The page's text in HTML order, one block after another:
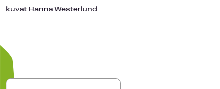
kuvat Hanna Westerlund